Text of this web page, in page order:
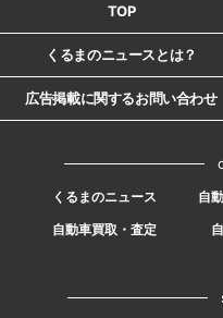
TOP
くるまのニュースとは？
広告掲載に関するお問い合わせ
くるまのニュース 自
自動車買取・査定